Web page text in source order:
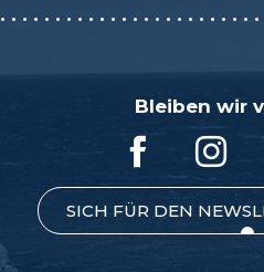
Bleiben wir
SICH FÜR DEN